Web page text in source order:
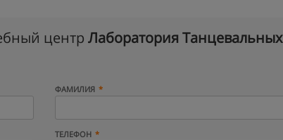
центр Лаборатория Танцевальных
ФАМИЛИЯ
ТЕЛЕФОН